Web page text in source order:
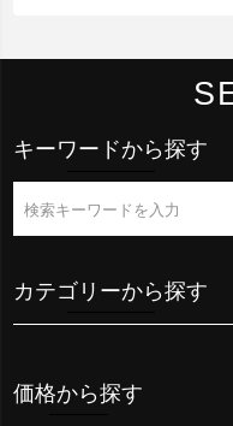
キーワードから探す
カテゴリーから探す
価格から探す